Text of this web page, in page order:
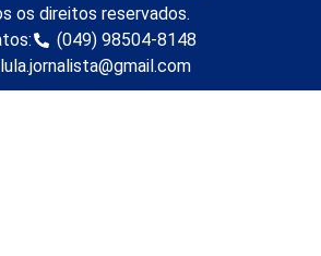
os direitos reservados.
(049) 98504-8148